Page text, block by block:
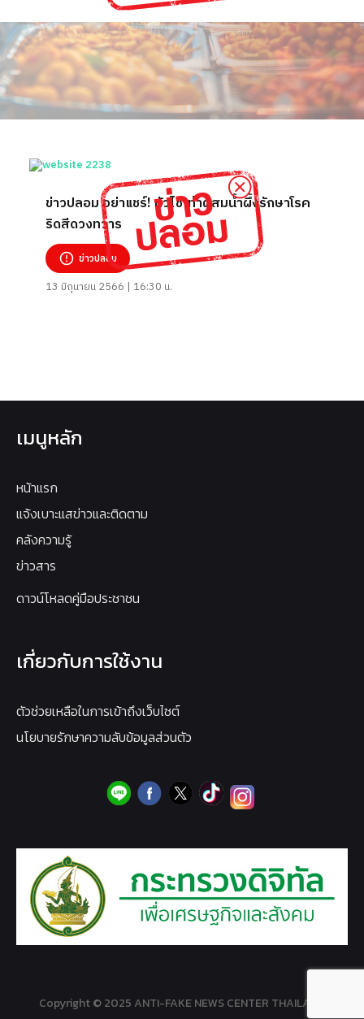
ข่าวปลอม อย่าแชร์! หัวไชเท้าผสมน้ำผึ้งรักษาโรค
ริดสีดวงทวาร
ข่าวปลอม
13 มิถุนายน 2566 | 16:30 น.
เมนูหลัก
หน้าแรก
แจ้งเบาะแสข่าวและติดตาม
คลังความรู้
ข่าวสาร
ดาวน์โหลดคู่มือประชาชน
เกี่ยวกับการใช้งาน
ตัวช่วยเหลือในการเข้าถึงเว็บไซต์
นโยบายรักษาความลับข้อมูลส่วนตัว
Copyright © 2025 ANTI-FAKE NEWS CENTER THAILAND